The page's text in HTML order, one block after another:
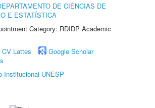
DE CIÊNCIAS DE
E ESTATÍSTICA
Category: RDIDP Academic
CV Lattes
Google Scholar
Institucional UNESP